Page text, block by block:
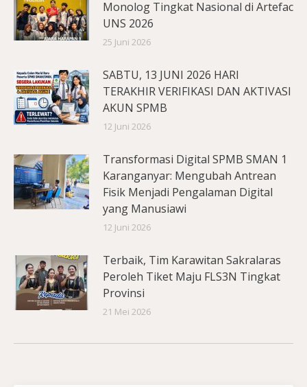
Monolog Tingkat Nasional di Artefac
UNS 2026
25 Juni 2026
SABTU, 13 JUNI 2026 HARI
TERAKHIR VERIFIKASI DAN AKTIVASI
AKUN SPMB
12 Juni 2026
Transformasi Digital SPMB SMAN 1
Karanganyar: Mengubah Antrean
Fisik Menjadi Pengalaman Digital
yang Manusiawi
12 Juni 2026
Terbaik, Tim Karawitan Sakralaras
Peroleh Tiket Maju FLS3N Tingkat
Provinsi
21 Mei 2026